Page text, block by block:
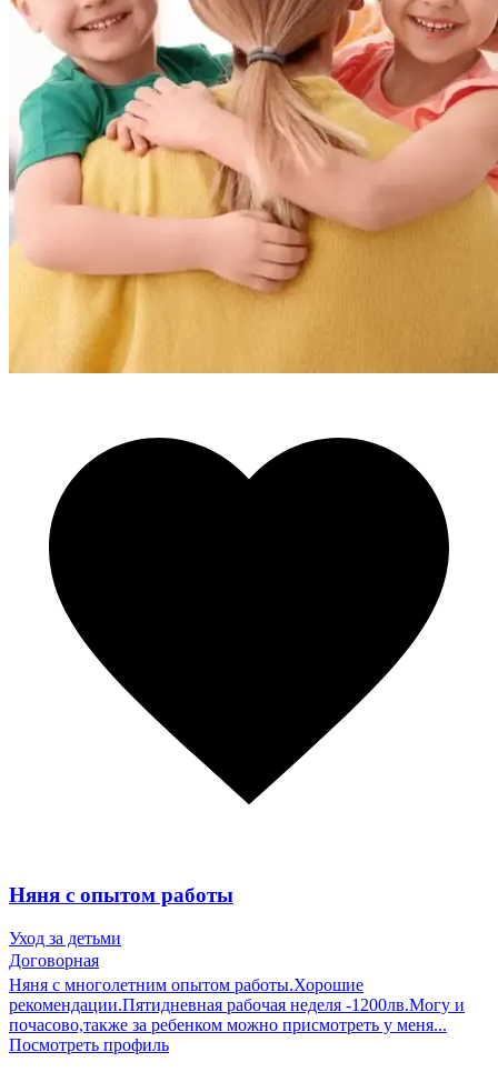
Няня с опытом работы
Уход за детьми
Договорная
Няня с многолетним опытом работы.Хорошие
рекомендации.Пятидневная рабочая неделя -1200лв.Могу и
почасово,также за ребенком можно присмотреть у меня...
Посмотреть профиль